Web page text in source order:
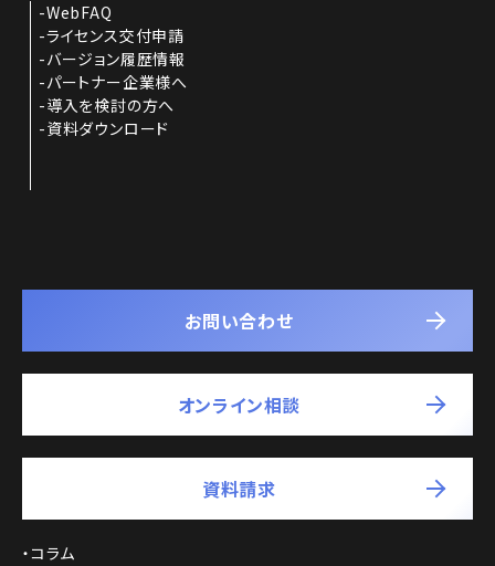
WebFAQ
ライセンス交付申請
バージョン履歴情報
パートナー企業様へ
導入を検討の方へ
資料ダウンロード
お問い合わせ
オンライン相談
資料請求
コラム